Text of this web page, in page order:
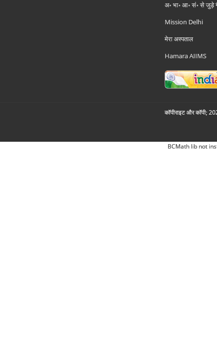
अ॰ भा॰ आ॰ सं॰ से जुड़े
Mission Delhi
मेरा अस्पताल
Hamara AIIMS
कॉपीराइट और कॉपी;
BCMath lib not